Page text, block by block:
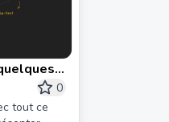
0
tout ce